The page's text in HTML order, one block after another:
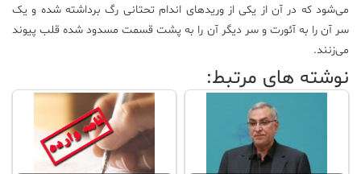
مجله
فرهنگی
هنری
می‌شود که در آن از یکی از وریدهای اندام تحتانی رگ برداشته شده و یک
سر‌ آن را به آئورت و سر دیگر آن را به پشت قسمت مسدود شده قلب پیوند
می‌‌زنند.
نوشته های مرتبط: